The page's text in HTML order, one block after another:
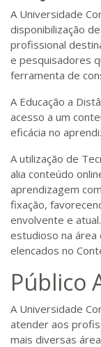
A Universidade
disponibilização
profissional
e pesquisadores
ferramenta de
A Educação a
acesso a um
eficácia no
A utilização de
alia conteúdo
aprendizagem
fixação,
envolvente e
estudioso na
elencados no
Público
A Universidade
atender aos
mais diversas